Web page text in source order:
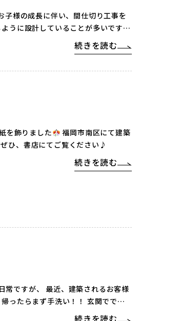
様の成長に伴い、間仕切り工事を
うに設計していることが多いです。
続きを読む
を飾りました
福岡市南区にて建築
ぜひ、書店にてご覧ください♪
続きを読む
常ですが、 最近、建築されるお客様
続きを読む